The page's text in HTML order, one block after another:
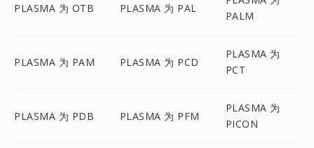
PLASMA 为 OTB PLASMA 为 PAL
PALM
PLASMA 为 PAM PLASMA 为 PCD
PLASMA 为
PCT
PLASMA 为 PDB PLASMA 为 PFM
PLASMA 为
PICON